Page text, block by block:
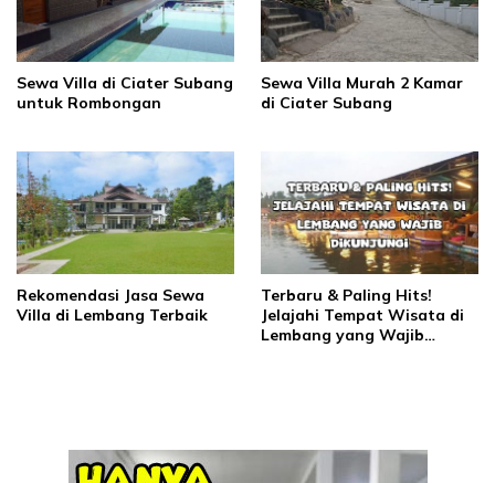
Sewa Villa di Ciater Subang
untuk Rombongan
Sewa Villa Murah 2 Kamar
di Ciater Subang
Rekomendasi Jasa Sewa
Villa di Lembang Terbaik
Terbaru & Paling Hits!
Jelajahi Tempat Wisata di
Lembang yang Wajib